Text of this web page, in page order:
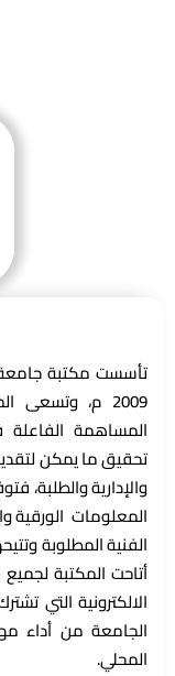
تأسست مكتبة
2009 م،
المساهمة
تحقيق ما يمكن
والإدارية والطلبة،
المعلومات الورقية
الفنية المطلوبة
أتاحت المكتبة
الالكترونية التي
الجامعة من أداء
المحلي.